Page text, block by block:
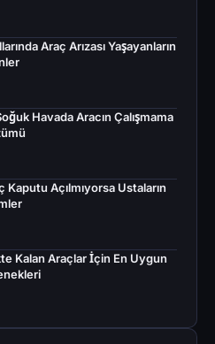
Araç Arızası Yaşayanların
Havada Aracın Çalışmama
Kaputu Açılmıyorsa Ustaların
Kalan Araçlar İçin En Uygun